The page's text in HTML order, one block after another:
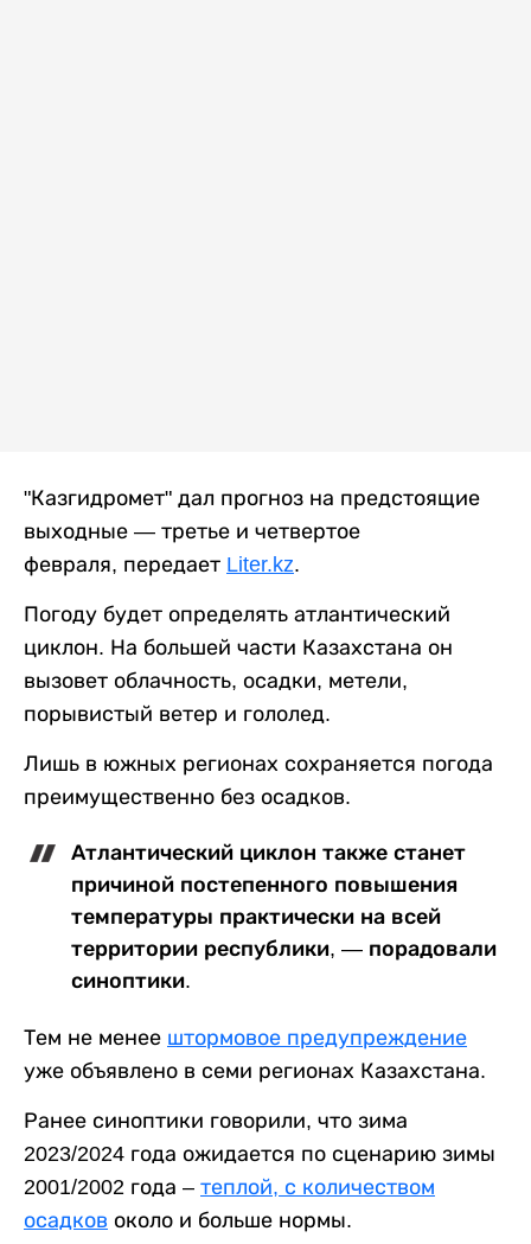
"Казгидромет" дал прогноз на предстоящие
выходные — третье и четвертое
февраля, передает Liter.kz.
Погоду будет определять атлантический
циклон. На большей части Казахстана он
вызовет облачность, осадки, метели,
порывистый ветер и гололед.
Лишь в южных регионах сохраняется погода
преимущественно без осадков.
Атлантический циклон также станет
причиной постепенного повышения
температуры практически на всей
территории республики, — порадовали
синоптики.
Тем не менее штормовое предупреждение
уже объявлено в семи регионах Казахстана.
Ранее синоптики говорили, что зима
2023/2024 года ожидается по сценарию зимы
2001/2002 года – теплой, с количеством
осадков около и больше нормы.